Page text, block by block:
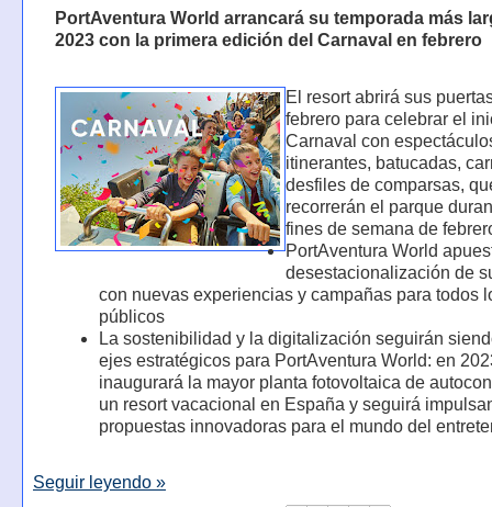
PortAventura World arrancará su temporada más
2023 con la primera edición del Carnaval en febrero
El resort abrirá sus
febrero para celebrar el
Carnaval con
itinerantes, batucadas,
desfiles de comparsas,
recorrerán el parque
fines de semana de
PortAventura World
desestacionalización de
con nuevas experiencias y campañas para todos
públicos
La sostenibilidad y la digitalización seguirán
ejes estratégicos para PortAventura World: en
inaugurará la mayor planta fotovoltaica de
un resort vacacional en España y seguirá
propuestas innovadoras para el mundo del
Seguir leyendo »